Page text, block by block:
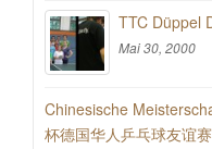
TTC Düppel
Mai 30, 2000
Chinesische
杯德国华人乒乓球友谊